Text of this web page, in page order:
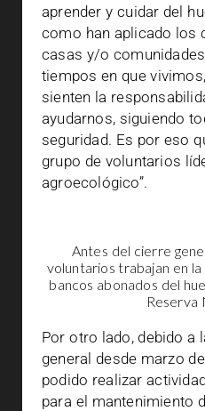
aprender y cuidar del
como han aplicado los
casas y/o
tiempos en que
sienten la
ayudarnos, siguiendo
seguridad. Es por eso
grupo de voluntarios
agroecológico”.
Antes del cierre
voluntarios trabajan en
bancos abonados del
Reserva
Por otro lado, debido a
general desde marzo
podido realizar
para el mantenimiento